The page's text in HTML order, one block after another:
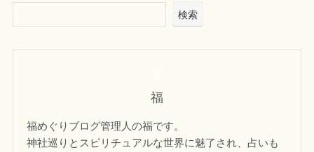
検索
福
福めぐりブログ管理人の福です。
神社巡りとスピリチュアルな世界に魅了され、占いも